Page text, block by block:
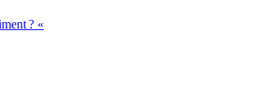
? «